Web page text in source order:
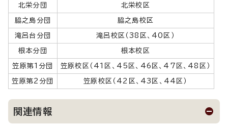
北栄分団 北栄校区
脇之島分団 脇之島校区
滝呂台分団 滝呂校区（38区、40区）
根本分団 根本校区
笠原第1分団 笠原校区（41区、45区、46区、47区、48区）
笠原第2分団 笠原校区（42区、43区、44区）
関連情報